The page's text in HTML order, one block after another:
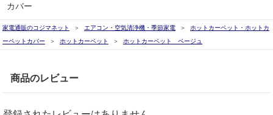
カバー
家電通販のコジマネット エアコン・空気清浄機・季節家電
ホットカーペット・ホットカ
ーペットカバー
ホットカーペット ホットカーペット ベージュ
商品のレビュー